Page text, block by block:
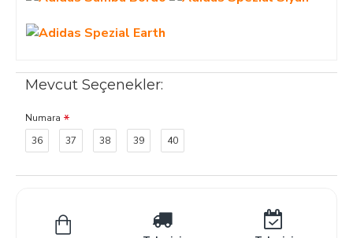
Mevcut Seçenekler:
Numara
36
37 38 39 40